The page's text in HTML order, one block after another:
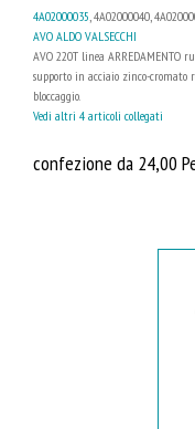
4A02000035, 4A02000040,
AVO ALDO VALSECCHI
AVO 220T linea ARREDAMENTO
supporto in acciaio zinco-cromato
bloccaggio.
Vedi altri 4 articoli collegati
confezione da 24,00